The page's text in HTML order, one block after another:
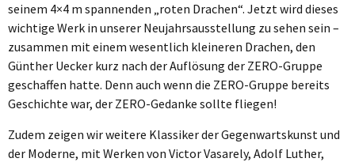
seinem 4×4 m spannenden „roten Drachen“. Jetzt wird dieses
wichtige Werk in unserer Neujahrsausstellung zu sehen sein –
zusammen mit einem wesentlich kleineren Drachen, den
Günther Uecker kurz nach der Auflösung der ZERO-Gruppe
geschaffen hatte. Denn auch wenn die ZERO-Gruppe bereits
Geschichte war, der ZERO-Gedanke sollte fliegen!
Zudem zeigen wir weitere Klassiker der Gegenwartskunst und
der Moderne, mit Werken von Victor Vasarely, Adolf Luther,